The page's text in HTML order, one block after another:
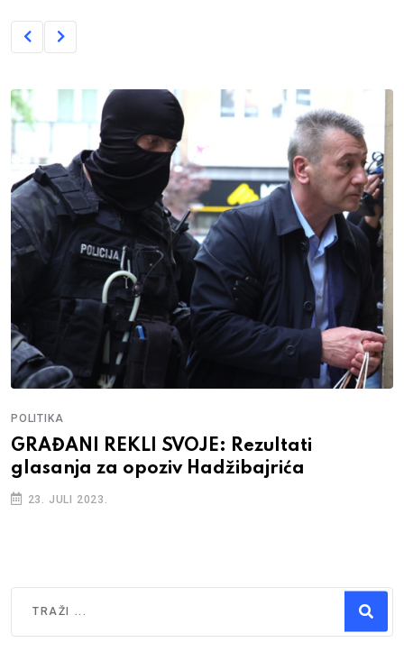
POLITIKA
GRAĐANI REKLI SVOJE: Rezultati
glasanja za opoziv Hadžibajrića
23. JULI 2023.
Type 2 or more characters for results.